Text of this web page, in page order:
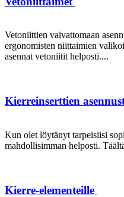
Vetoniittien vaivattomaan
ergonomisten niittaimien
asennat vetoniitit helposti....
Kierreinserttien
Kun olet löytänyt tarpeisiisi
mahdollisimman helposti.
Kierre-elementeille